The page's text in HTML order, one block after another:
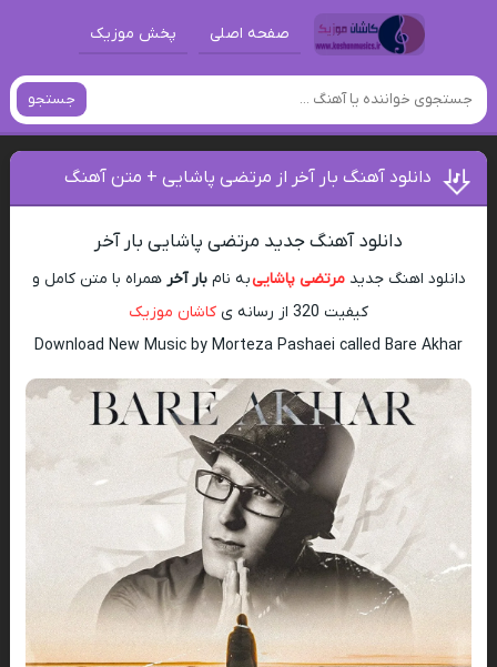
صفحه اصلی پخش موزیک
جستجو
دانلود آهنگ بار آخر از مرتضی پاشایی + متن آهنگ
دانلود آهنگ جدید مرتضی پاشایی بار آخر
دانلود اهنگ جدیدمرتضی پاشاییبه نامبار آخر همراه با متن کامل و
کیفیت 320 از رسانه ی
کاشان موزیک
Download New Music by Morteza Pashaei called Bare Akhar